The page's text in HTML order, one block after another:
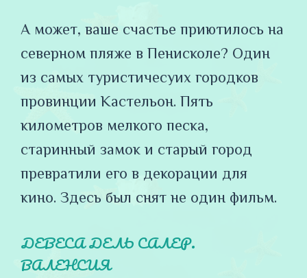
А может, ваше счастье приютилось на
северном пляже в Пенисколе? Один
из самых туристичесуих городков
провинции Кастельон. Пять
километров мелкого песка,
старинный замок и старый город
превратили его в декорации для
кино. Здесь был снят не один фильм.
ДЕВЕСА ДЕЛЬ САЛЕР.
ВАЛЕНСИЯ